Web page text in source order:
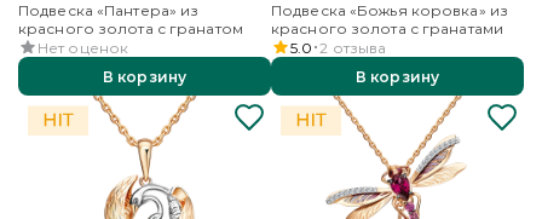
Подвеска «Пантера» из
красного золота с гранатом
Нет оценок
В корзину
Подвеска «Божья коровка» из
красного золота с гранатами
5.0 2 отзыва
В корзину